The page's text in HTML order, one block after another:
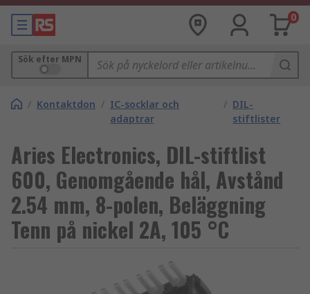
0
Sök efter MPN
/ Kontaktdon / IC-socklar och
adaptrar
/ DIL-
stiftlister
Aries Electronics, DIL-stiftlist
600, Genomgående hål, Avstånd
2.54 mm, 8-polen, Beläggning
Tenn på nickel 2A, 105 °C